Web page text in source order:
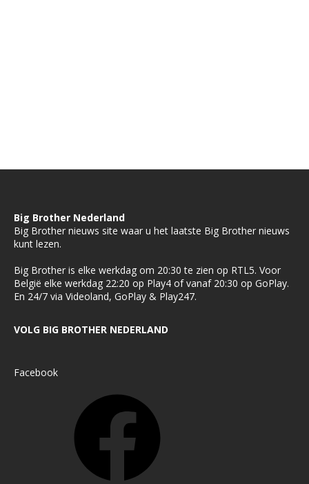
Big Brother Nederland
Big Brother nieuws site waar u het laatste Big Brother nieuws
kunt lezen.
Big Brother is elke werkdag om 20:30 te zien op RTL5. Voor
België elke werkdag 22:20 op Play4 of vanaf 20:30 op GoPlay.
En 24/7 via Videoland, GoPlay & Play247.
VOLG BIG BROTHER NEDERLAND
Facebook